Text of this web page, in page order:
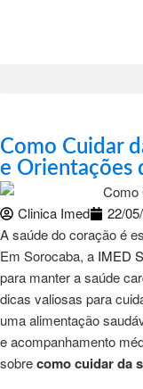
Como Cuidar
e Orientações
Clinica Imed 22/
A saúde do coração é
Em Sorocaba, a IMED
para manter a saúde
dicas valiosas para
uma alimentação
e acompanhamento
sobrecomo cuidar da